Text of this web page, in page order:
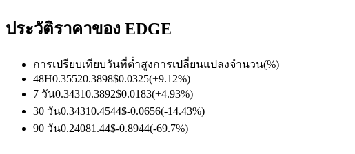
TradFi
อนุพันธ์ของหุ้น ฟอเร็กซ์ โลหะมีค่า และสินค้าโภคภัณฑ์
ประวัติราคาของ EDGE
การเปรียบเทียบวันที่ต่ำสูงการเปลี่ยนแปลงจำนวน(%)
48H0.35520.3898$0.0325(+9.12%)
7 วัน0.34310.3892$0.0183(+4.93%)
30 วัน0.34310.4544$-0.0656(-14.43%)
90 วัน0.24081.44$-0.8944(-69.7%)